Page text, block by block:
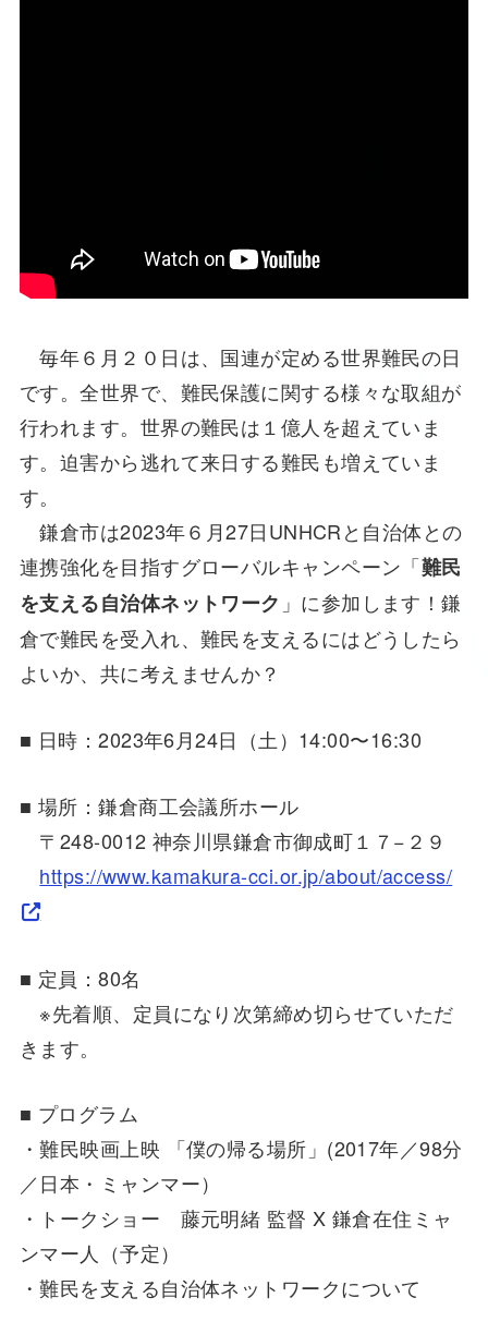
毎年６月２０日は、国連が定める世界難民の日
です。全世界で、難民保護に関する様々な取組が
行われます。世界の難民は１億人を超えていま
す。迫害から逃れて来日する難民も増えていま
す。
鎌倉市は2023年６月27日UNHCRと自治体との
連携強化を目指すグローバルキャンペーン「難民
を支える自治体ネットワーク 」に参加します！鎌
倉で難民を受入れ、難民を支えるにはどうしたら
よいか、共に考えませんか？
■ 日時：2023年6月24日（土）14:00〜16:30
■ 場所：鎌倉商工会議所ホール
〒248-0012 神奈川県鎌倉市御成町１７−２９
https://www.kamakura-cci.or.jp/about/access/
■ 定員：80名
※先着順、定員になり次第締め切らせていただ
きます。
■ プログラム
・難民映画上映 「僕の帰る場所」(2017年／98分
／日本・ミャンマー）
・トークショー 藤元明緒 監督 X 鎌倉在住ミャ
ンマー人（予定）
・難民を支える自治体ネットワークについて